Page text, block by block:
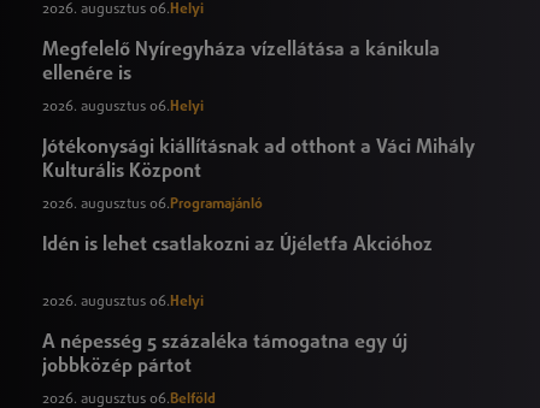
2026. augusztus 06. Helyi
Megfelelő Nyíregyháza vízellátása a kánikula
ellenére is
2026. augusztus 06. Helyi
Jótékonysági kiállításnak ad otthont a Váci Mihály
Kulturális Központ
2026. augusztus 06. Programajánló
Idén is lehet csatlakozni az Újéletfa Akcióhoz
2026. augusztus 06. Helyi
A népesség 5 százaléka támogatna egy új
jobbközép pártot
2026. augusztus 06.Belföld